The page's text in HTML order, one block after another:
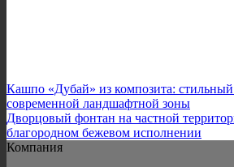
Кашпо «Дубай» из композита: стильный
современной ландшафтной зоны
Дворцовый фонтан на частной
благородном бежевом исполнении
Компания